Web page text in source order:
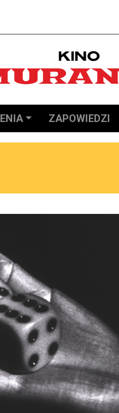
ZAPOWIEDZI